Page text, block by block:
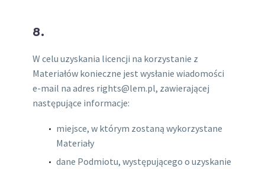
8.
W celu uzyskania licencji na korzystanie z
Materiałów konieczne jest wysłanie wiadomości
e-mail na adres rights@lem.pl, zawierającej
następujące informacje:
miejsce, w którym zostaną wykorzystane
Materiały
dane Podmiotu, występującego o uzyskanie